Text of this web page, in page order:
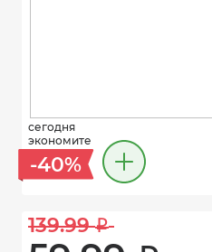
сегодня
экономите
-40%
139.99 i